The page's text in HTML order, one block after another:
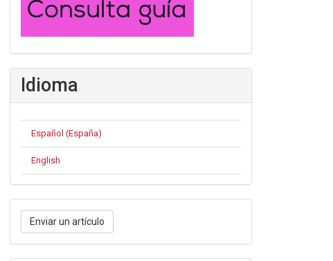
Idioma
Español (España)
English
Enviar
un
artículo
Enviar un artículo